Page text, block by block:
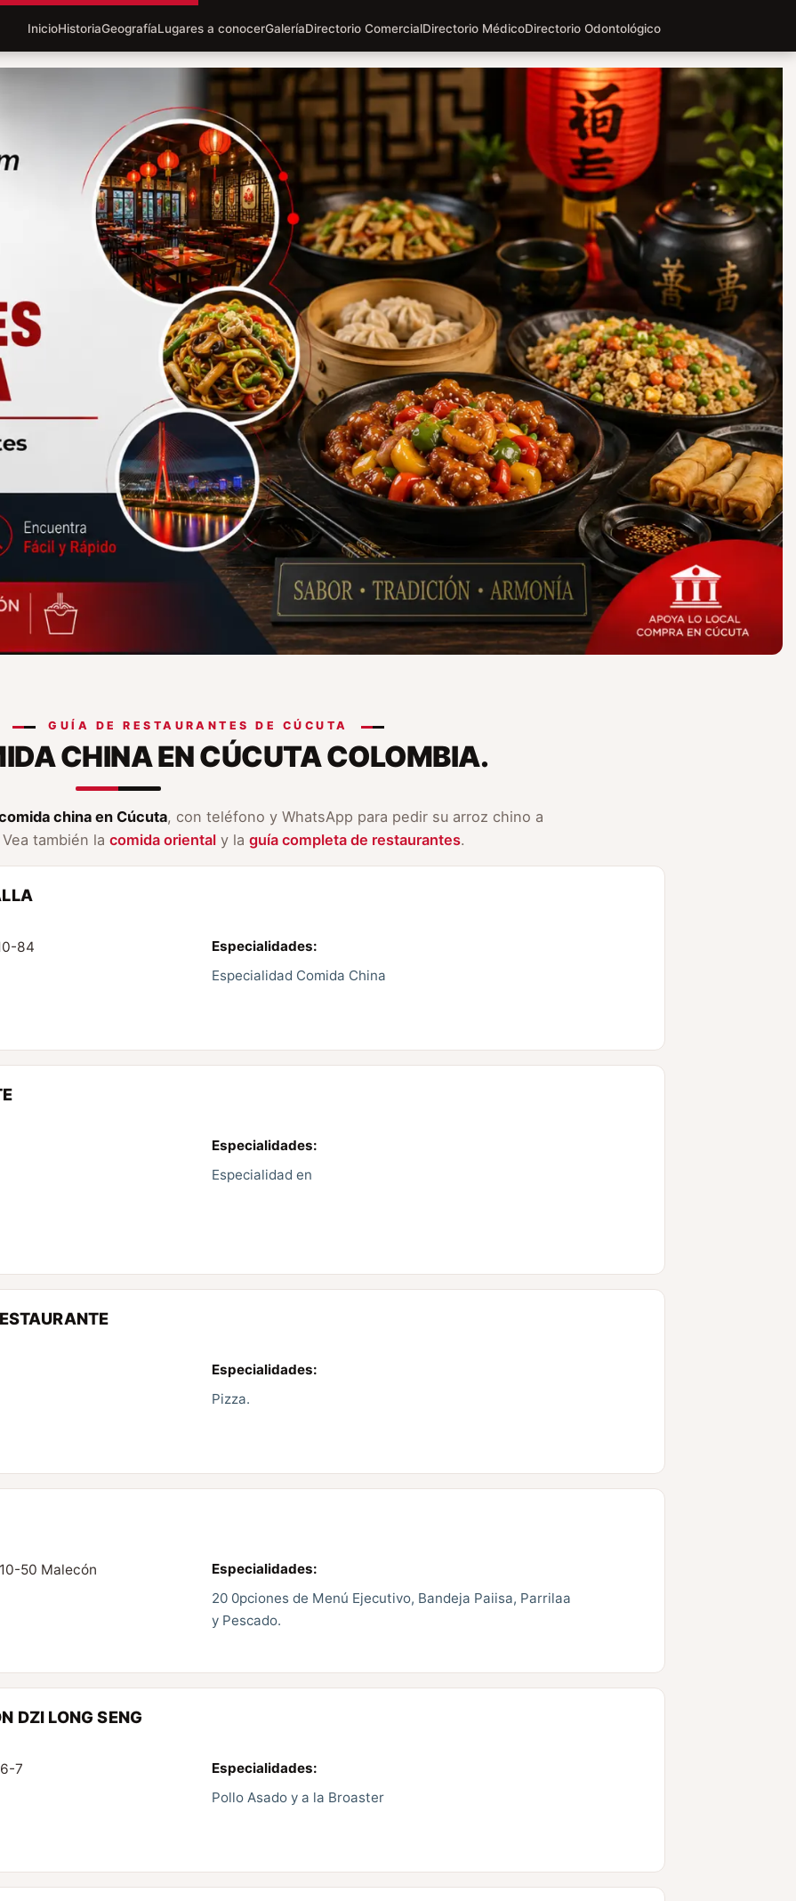
InicioHistoriaGeografíaLugares a conocerGaleríaDirectorio ComercialDirectorio MédicoDirectorio Odontológico
GUÍA DE RESTAURANTES DE CÚCUTA
CHINA EN CÚCUTA COLOMBIA.
china en Cúcuta, con teléfono y WhatsApp para pedir su arroz chino a
también la comida orientaly la guía completa de restaurantes.
84
Especialidades:
Especialidad Comida China
Especialidades:
Especialidad en
Especialidades:
Pizza.
50 Malecón
Especialidades:
20 0pciones de Menú Ejecutivo, Bandeja Paiisa, Parrilaa
y Pescado.
DZI LONG SENG
7
Especialidades:
Pollo Asado y a la Broaster